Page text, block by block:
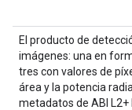
El producto de
imágenes: una en
tres con valores de
área y la potencia
metadatos de ABI L2+